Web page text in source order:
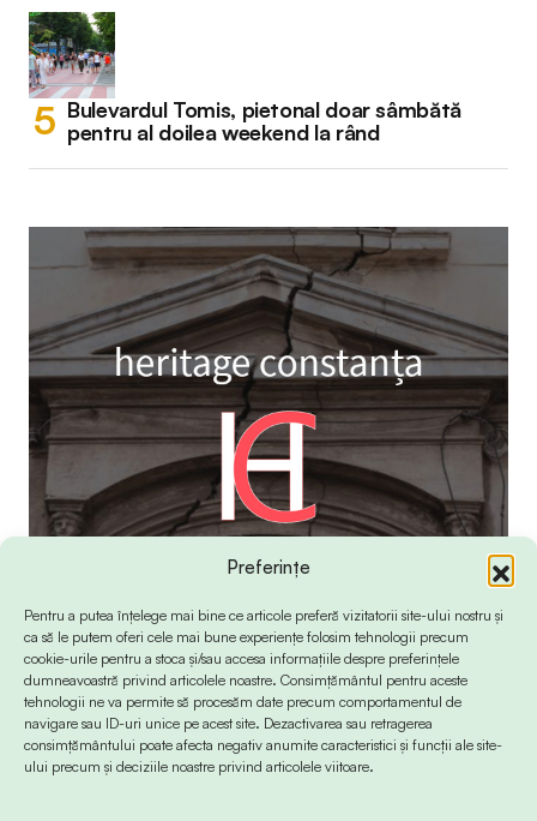
Preferințe
Pentru a putea înțelege mai bine ce articole preferă vizitatorii site-ului nostru și
ca să le putem oferi cele mai bune experiențe folosim tehnologii precum
cookie-urile pentru a stoca și/sau accesa informațiile despre preferințele
dumneavoastră privind articolele noastre. Consimțământul pentru aceste
tehnologii ne va permite să procesăm date precum comportamentul de
navigare sau ID-uri unice pe acest site. Dezactivarea sau retragerea
consimțământului poate afecta negativ anumite caracteristici și funcții ale site-
ului precum și deciziile noastre privind articolele viitoare.
Bulevardul Tomis, pietonal doar sâmbătă
pentru al doilea weekend la rând